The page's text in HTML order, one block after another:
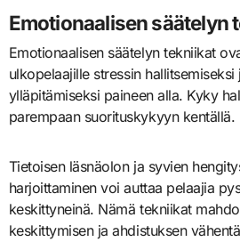
Emotionaalisen säätelyn
Emotionaalisen säätelyn tekniikat
ulkopelaajille stressin hallitsemiseksi
ylläpitämiseksi paineen alla. Kyky
parempaan suorituskykyyn kentällä.
Tietoisen läsnäolon ja syvien
harjoittaminen voi auttaa pelaajia
keskittyneinä. Nämä tekniikat
keskittymisen ja ahdistuksen